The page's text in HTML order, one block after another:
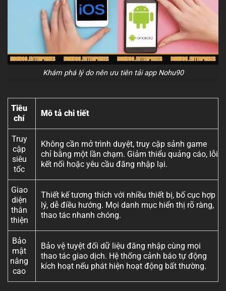
Khám phá lý do nên ưu tiên tải app Nohu90
Tiêu
chí
Mô tả chi tiết
Truy
cập
siêu
tốc
Không cần mở trình duyệt, truy cập sảnh game
chỉ bằng một lần chạm. Giảm thiểu quảng cáo, lỗi
kết nối hoặc yêu cầu đăng nhập lại.
Giao
diện
thân
thiện
Thiết kế tương thích với nhiều thiết bị, bố cục hợp
lý, dễ điều hướng. Mọi danh mục hiển thị rõ ràng,
thao tác nhanh chóng.
Bảo
mật
nâng
cao
Bảo vệ tuyệt đối dữ liệu đăng nhập cùng mọi
thao tác giao dịch. Hệ thống cảnh báo tự động
kích hoạt nếu phát hiện hoạt động bất thường.